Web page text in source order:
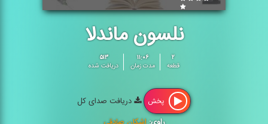
نلسون ماندلا
۲
قطعه
۱۱:۰۶
مدت زمان
۵۱۳
دریافت شده
پخش
دریافت صدای کل